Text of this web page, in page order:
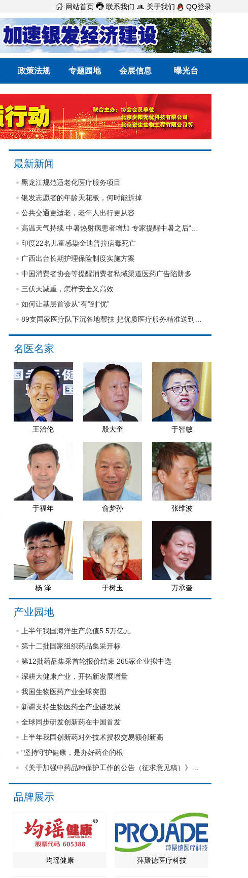
 网站首页  联系我们  关于我们 QQ登录
政策法规 专题园地 会展信息 曝光台
最新新闻
黑龙江规范适老化医疗服务项目
银发志愿者的年龄天花板，何时能拆掉
公共交通更适老，老年人出行更从容
印度22名儿童感染金迪普拉病毒死亡
广西出台长期护理保险制度实施方案
中国消费者协会等提醒消费者私域渠道医药广告陷阱多
三伏天减重，怎样安全又高效
如何让基层首诊从“有”到“优”
名医名家
王治伦 殷大奎 于智敏
于福年 俞梦孙 张维波
杨 泽 于树玉 万承奎
产业园地
上半年我国海洋生产总值5.5万亿元
第十二批国家组织药品集采开标
第12批药品集采首轮报价结束 265家企业拟中选
深耕大健康产业，开拓新发展增量
我国生物医药产业全球突围
新疆支持生物医药全产业链发展
全球同步研发创新药在中国首发
上半年我国创新药对外技术授权交易额创新高
“坚持守护健康，是办好药企的根”
品牌展示
均瑶健康 萍聚德医疗科技